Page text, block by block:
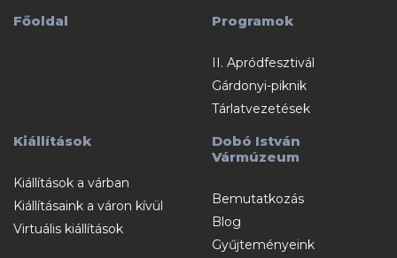
Főoldal Programok
II. Apródfesztivál
Gárdonyi-piknik
Tárlatvezetések
Kiállítások
Kiállítások a várban
Kiállításaink a váron kívül
Virtuális kiállítások
Dobó István
Vármúzeum
Bemutatkozás
Blog
Gyűjteményeink